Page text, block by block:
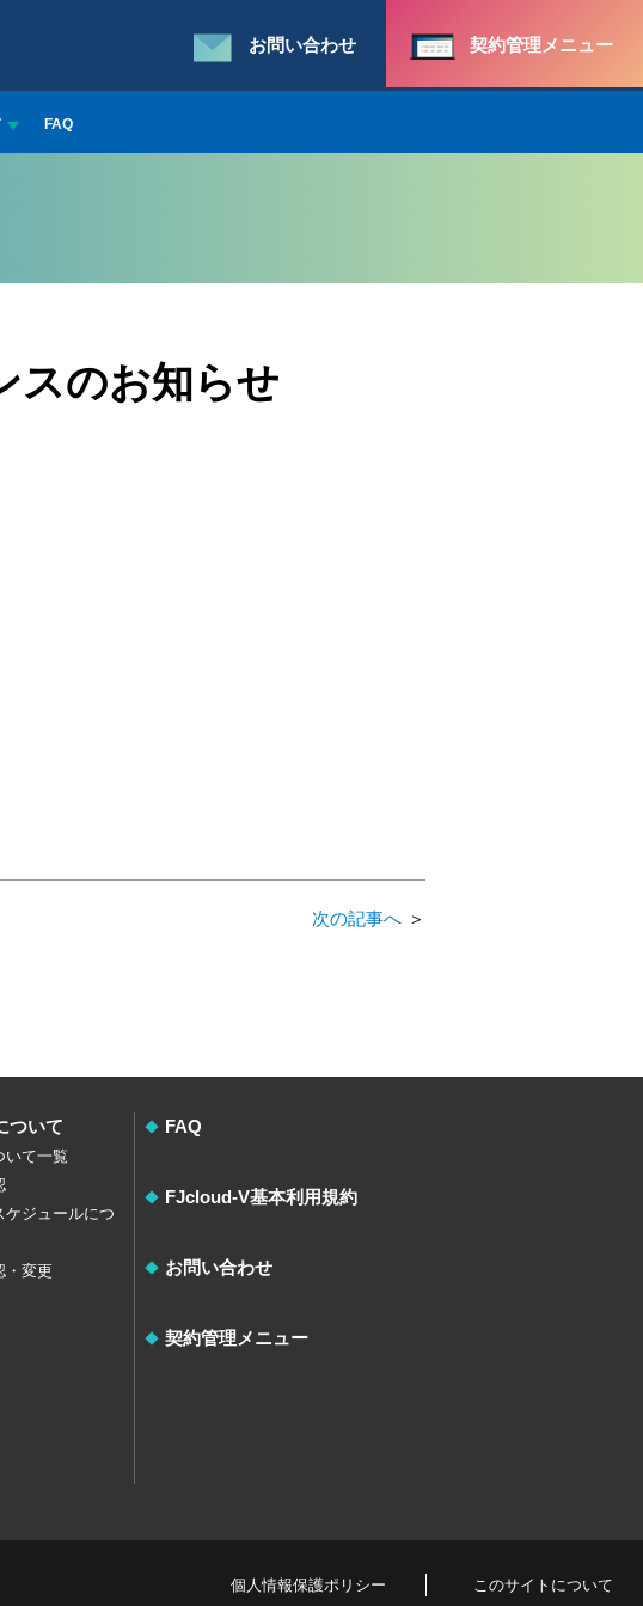
お問い合わせ 契約管理メニュー
FAQ
スのお知らせ
次の記事へ
ついて
いて一覧
ケジュールにつ
・変更
FAQ
FJcloud-V基本利用規約
お問い合わせ
契約管理メニュー
個人情報保護ポリシー
このサイトについて